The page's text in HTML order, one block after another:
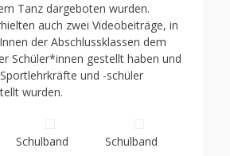
Tanz dargeboten wurden.
auch zwei Videobeiträge, in
der Abschlussklassen dem
Schüler*innen gestellt haben und
und -schüler
wurden.
Schulband Schulband